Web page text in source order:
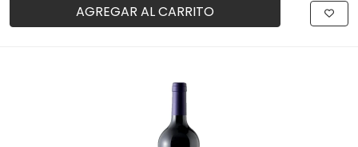
AGREGAR AL CARRITO